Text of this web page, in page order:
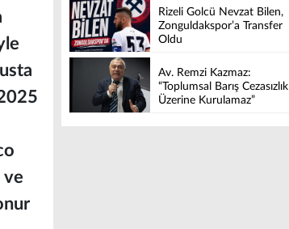
ve
Rizeli Golcü Nevzat Bilen,
Zonguldakspor’a Transfer
Oldu
Av. Remzi Kazmaz:
“Toplumsal Barış Cezasızlık
Üzerine Kurulamaz”